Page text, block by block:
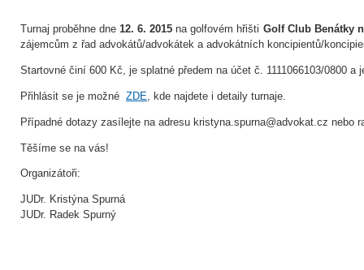
Turnaj proběhne dne12. 6. 2015 na golfovém hřišti Golf Club Benátky
zájemcům z řad advokátů/advokátek a advokátních koncipientů/
Startovné činí 600 Kč, je splatné předem na účet č. 1111066103/0800 a
Přihlásit se je možné ZDE , kde najdete i detaily turnaje.
Případné dotazy zasílejte na adresu kristyna.spurna@advokat.cz nebo
Těšíme se na vás!
Organizátoři:
JUDr. Kristýna Spurná
JUDr. Radek Spurný